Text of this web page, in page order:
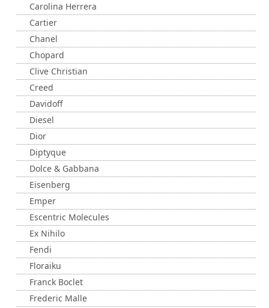
Carolina Herrera
Cartier
Chanel
Chopard
Clive Christian
Creed
Davidoff
Diesel
Dior
Diptyque
Dolce & Gabbana
Eisenberg
Emper
Escentric Molecules
Ex Nihilo
Fendi
Floraiku
Franck Boclet
Frederic Malle